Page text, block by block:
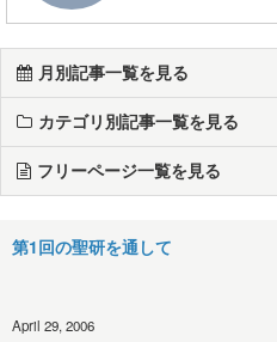
月別記事一覧を見る
カテゴリ別記事一覧を見る
フリーページ一覧を見る
第1回の聖研を通して
April 29, 2006